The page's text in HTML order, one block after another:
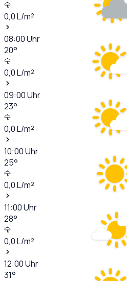
0,0L/m²
08:00Uhr
20°
0,0L/m²
09:00Uhr
23°
0,0L/m²
10:00Uhr
25°
0,0L/m²
11:00Uhr
28°
0,0L/m²
12:00Uhr
31°